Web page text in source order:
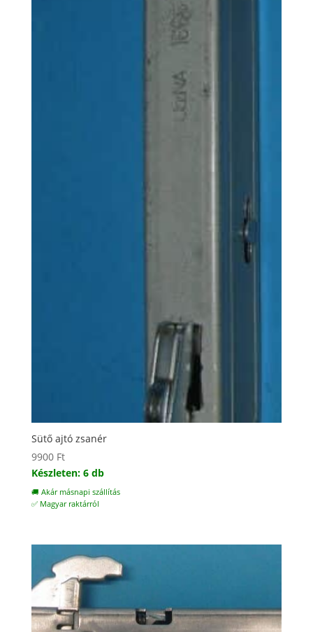
Sütő ajtó zsanér
9900 Ft
Készleten: 6 db
🚚 Akár másnapi szállítás
✅ Magyar raktárról